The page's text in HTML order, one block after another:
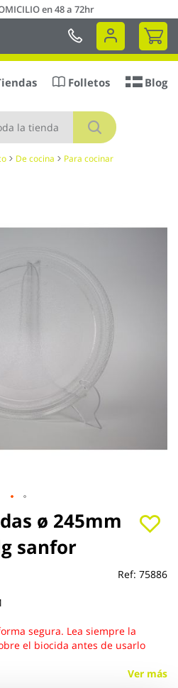
en 48 a 72hr
Mi
Buscar
Folletos Blog
De cocina Para cocinar
ø 245mm
sanfor
Ref: 75886
segura. Lea siempre la
el biocida antes de usarlo
Ver más